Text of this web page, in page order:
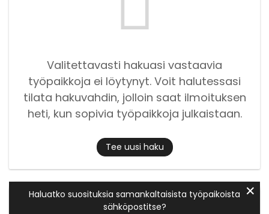
Valitettavasti hakuasi vastaavia
työpaikkoja ei löytynyt. Voit halutessasi
tilata hakuvahdin, jolloin saat ilmoituksen
heti, kun sopivia työpaikkoja julkaistaan.
Tee uusi haku
Haluatko suosituksia samankaltaisista työpaikoista
sähköpostitse?
✕